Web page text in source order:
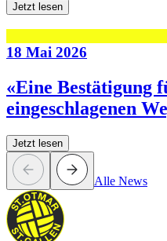
Jetzt lesen
18 Mai 2026
«Eine Bestätigung
eingeschlagenen
Jetzt lesen
Alle News